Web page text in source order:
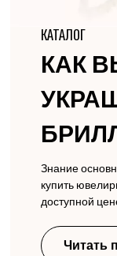
КАТАЛОГ
КАК
Знание
купить
доступной
Читать